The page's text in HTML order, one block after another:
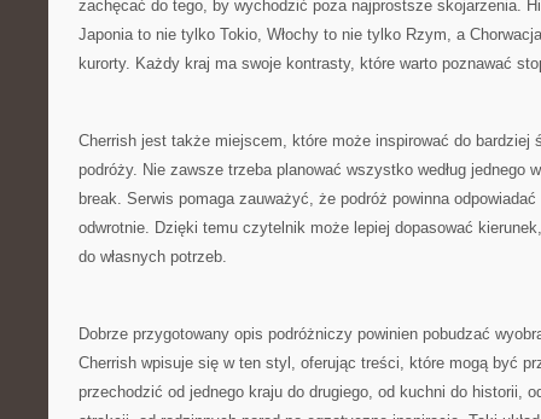
zachęcać do tego, by wychodzić poza najprostsze skojarzenia.
Japonia to nie tylko Tokio, Włochy to nie tylko Rzym, a
kurorty. Każdy kraj ma swoje kontrasty, które warto poznawać
Cherrish jest także miejscem, które może inspirować do bardziej
podróży. Nie zawsze trzeba planować wszystko według jednego
break. Serwis pomaga zauważyć, że podróż powinna odpowiadać
odwrotnie. Dzięki temu czytelnik może lepiej dopasować
do własnych potrzeb.
Dobrze przygotowany opis podróżniczy powinien pobudzać
Cherrish wpisuje się w ten styl, oferując treści, które mogą być
przechodzić od jednego kraju do drugiego, od kuchni do historii,